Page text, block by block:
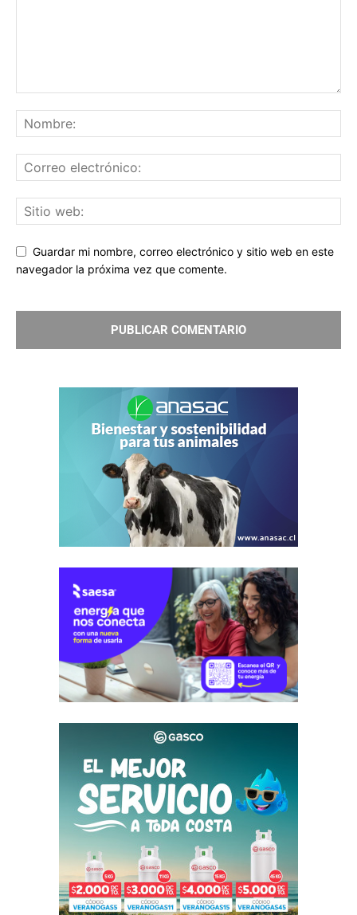
Guardar mi nombre, correo electrónico y sitio web en este
navegador la próxima vez que comente.